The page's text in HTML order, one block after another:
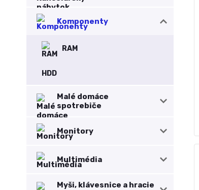
Komponenty
RAM
HDD
Malé domáce
spotrebiče
Monitory
Multimédia
Myši, klávesnice a hracie